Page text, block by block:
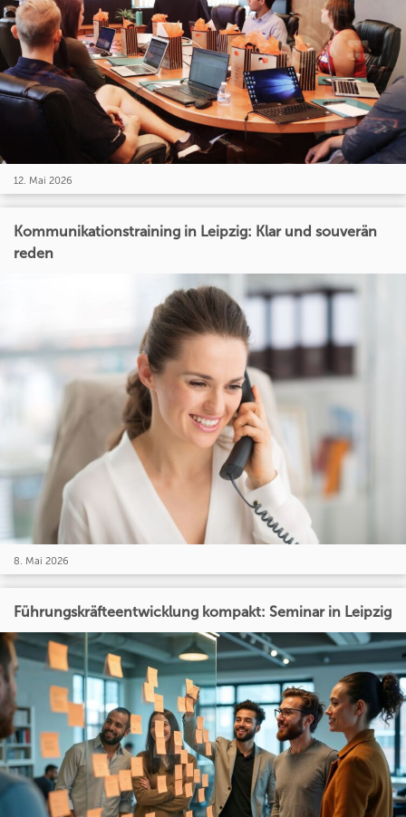
12. Mai 2026
Kommunikationstraining in Leipzig: Klar und souverän
reden
8. Mai 2026
Führungskräfteentwicklung kompakt: Seminar in Leipzig